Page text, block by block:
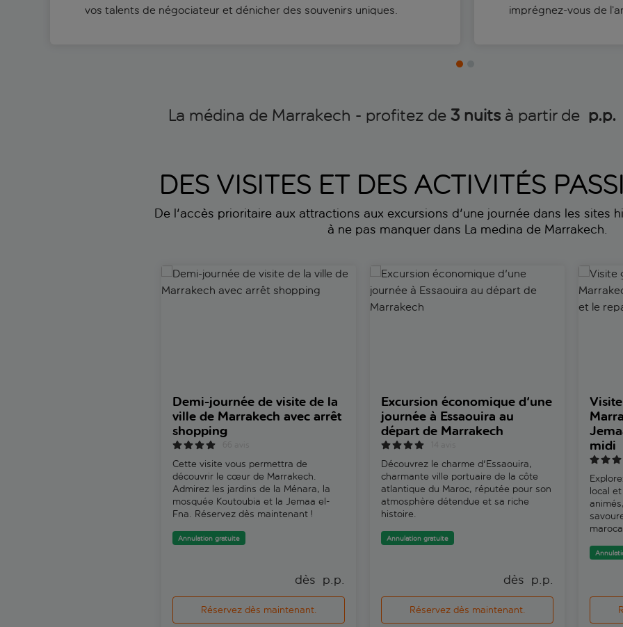
vos talents de négociateur et dénicher des souvenirs uniques.
imprégnez-vous de
La médina de Marrakech - profitez de 3 nuitsà partir de p.p.
DES VISITES ET DES ACTIVITÉS
De l'accès prioritaire aux attractions aux excursions d'une journée dans les sites
à ne pas manquer dans La medina de Marrakech.
Demi-journée de visite de la ville de Marrakech avec arrêt shopping
Demi-journée de visite de la
ville de Marrakech avec arrêt
shopping
Cette visite vous permettra de
découvrir le cœur de Marrakech.
Admirez les jardins de la Ménara, la
mosquée Koutoubia et la Jemaa el-
Fna. Réservez dès maintenant !
Annulation gratuite
dès p.p.
Réservez dès maintenant.
Excursion économique d'une journée à Essaouira
Excursion économique d'une
journée à Essaouira au
départ de Marrakech
Découvrez le charme d'Essaouira,
charmante ville portuaire de la côte
atlantique du Maroc, réputée pour son
atmosphère détendue et sa riche
histoire.
Annulation gratuite
dès p.p.
Réservez dès maintenant.
Visite
midi
local